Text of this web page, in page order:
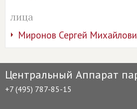
лица
Миронов Сергей
Центральный Аппарат
+7 (495) 787-85-15